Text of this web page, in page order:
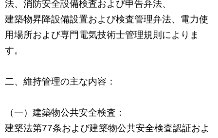
法、消防安全設備検査および申告弁法、
建築物昇降設備設置および検査管理弁法、電力使
用場所および専門電気技術士管理規則によりま
す。
二、維持管理の主な内容：
（一）建築物公共安全検査：
建築法第77条および建築物公共安全検査認証およ